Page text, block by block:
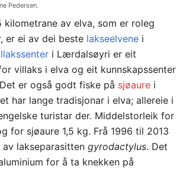
Pedersen.
kilometrane av elva, som er roleg
er ei av dei beste lakseelvene i
i Lærdalsøyri er eit
villaks i elva og eit kunnskapssenter
er også godt fiske på sjøaure i
har lange tradisjonar i elva; allereie i
turistar der. Middelstorleik for
for sjøaure 1,5 kg. Frå 1996 til 2013
lakseparasitten gyrodactylus. Det
for å ta knekken på